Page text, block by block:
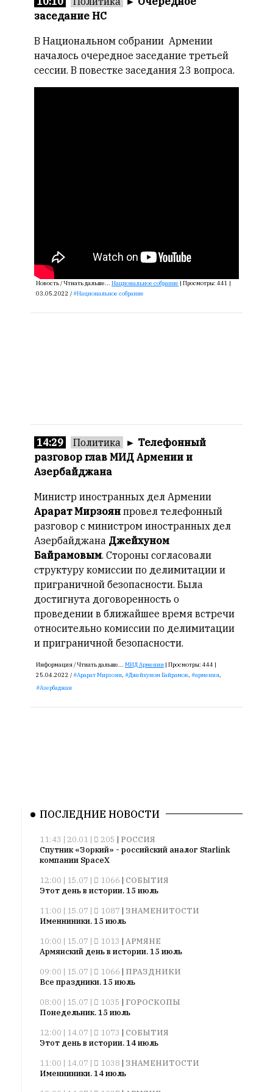
заседание НС
В Национальном собрании Армении
началось очередное заседание третьей
сессии. В повестке заседания 23 вопроса.
Новость /Чтиать дальше... Национальное собрание | Просмотры: 441 |
03.05.2022 /
Национальное собрание
14:29 Политика ► Телефонный
разговор глав МИД Армении и
Азербайджана
Министр иностранных дел Армении
Арарат Мирзоян провел телефонный
разговор с министром иностранных дел
Азербайджана Джейхуном
Байрамовым. Стороны согласовали
структуру комиссии по делимитации и
приграничной безопасности. Была
достигнута договоренность о
проведении в ближайшее время встречи
относительно комиссии по делимитации
и приграничной безопасности.
Информация /Чтиать дальше... МИД Армении | Просмотры: 444 |
25.04.2022 /
Арарат Мирзоян, Джейхуном Байрамов, армения,
Азербаджан
ПОСЛЕДНИЕ НОВОСТИ
11:43 | 20.01 | 205 | РОССИЯ
Спутник «Зоркий» - российский аналог Starlink
компании SpaceX
12:00 | 15.07 |
1066 | СОБЫТИЯ
Этот день в истории. 15 июль
11:00 | 15.07 |
1087 | ЗНАМЕНИТОСТИ
Именниники. 15 июль
10:00 | 15.07 |
1013 | АРМЯНЕ
Армянский день в истории. 15 июль
09:00 | 15.07 |
1066 | ПРАЗДНИКИ
Все праздники. 15 июль
08:00 | 15.07 |
1035 | ГОРОСКОПЫ
Понедельник. 15 июль
12:00 | 14.07 |
1073 | СОБЫТИЯ
Этот день в истории. 14 июль
11:00 | 14.07 |
1038 | ЗНАМЕНИТОСТИ
Именниники. 14 июль